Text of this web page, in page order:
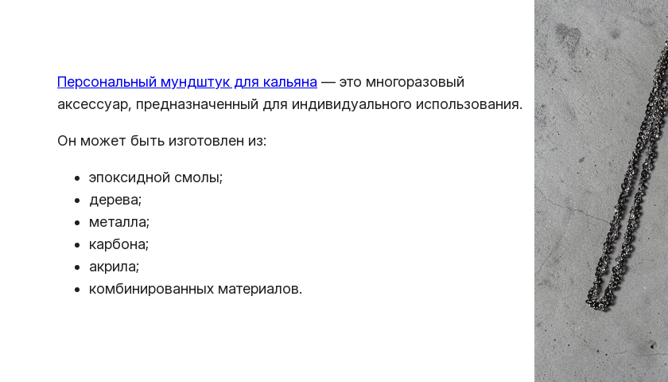
Персональный мундштук для кальяна — это многоразовый
аксессуар, предназначенный для индивидуального использования.
Он может быть изготовлен из:
эпоксидной смолы;
дерева;
металла;
карбона;
акрила;
комбинированных материалов.